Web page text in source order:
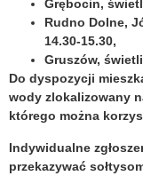
Grębocin,
Rudno Dolne,
14.30-15.30,
Gruszów,
Do dyspozycji
wody zlokalizowany
którego można
Indywidualne
przekazywać